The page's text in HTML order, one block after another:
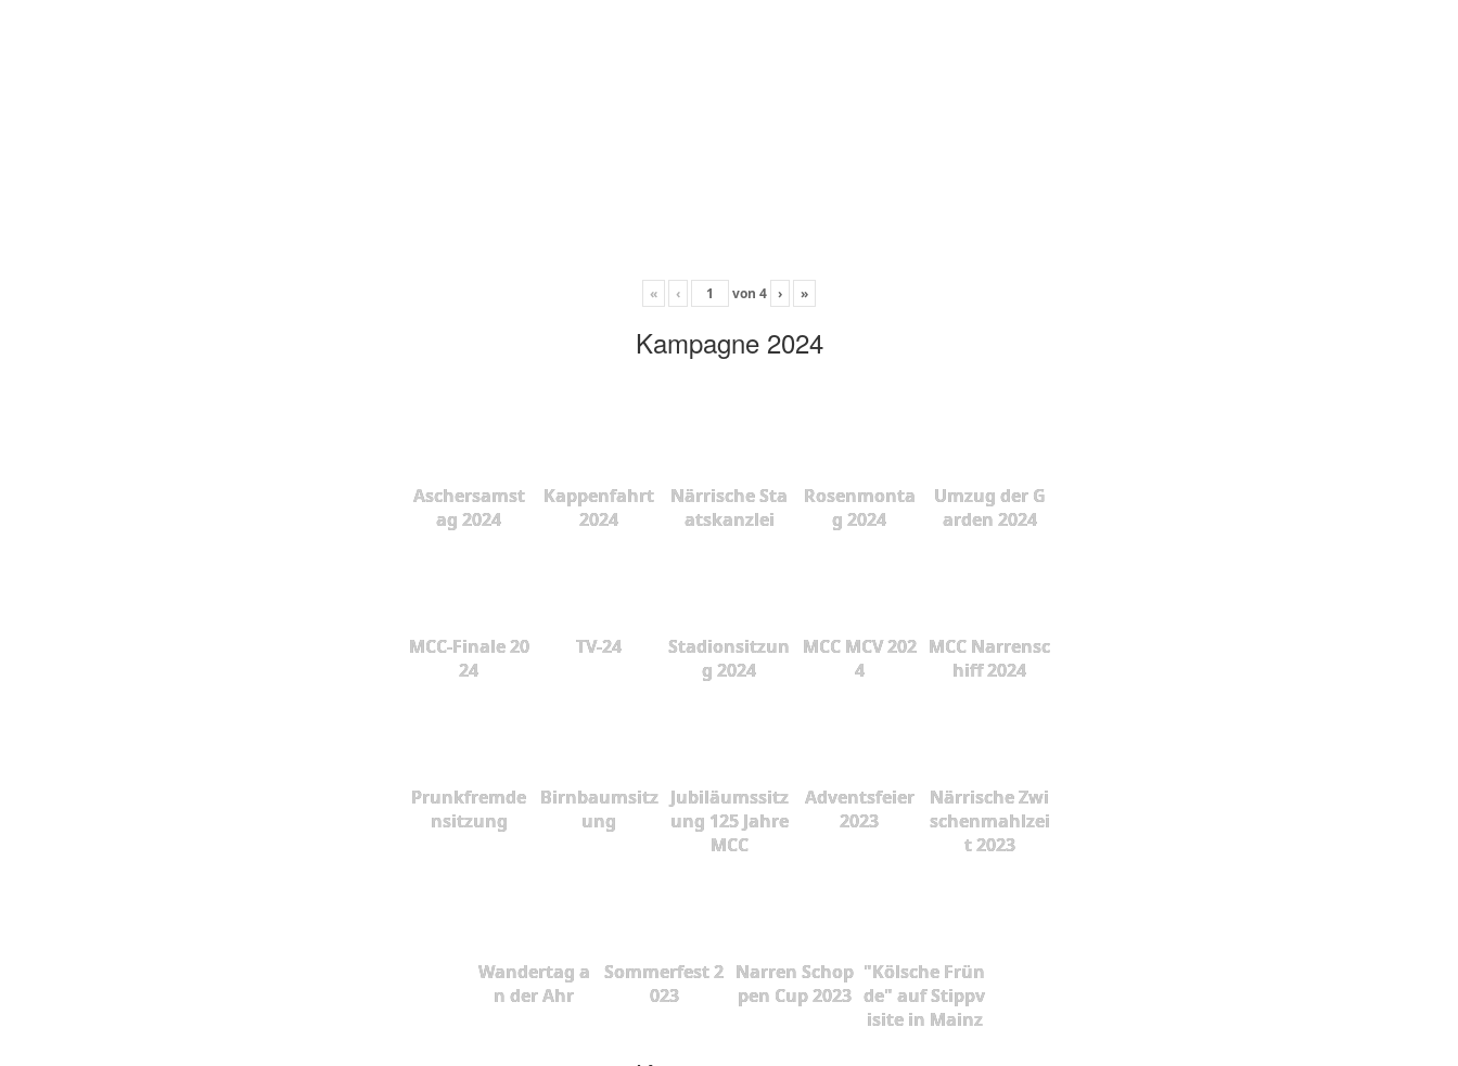
« ‹ von 4 › »
Kampagne 2024
Aschersamst
ag 2024
Kappenfahrt
2024
Närrische Sta
atskanzlei
Rosenmonta
g 2024
Umzug der G
arden 2024
MCC-Finale 20
24
TV-24
Stadionsitzun
g 2024
MCC MCV 202
4
MCC Narrensc
hiff 2024
Prunkfremde
nsitzung
Birnbaumsitz
ung
Jubiläumssitz
ung 125 Jahre
MCC
Adventsfeier
2023
Närrische Zwi
schenmahlzei
t 2023
Wandertag a
n der Ahr
Sommerfest 2
023
Narren Schop
pen Cup 2023
"Kölsche Frün
de" auf Stippv
isite in Mainz